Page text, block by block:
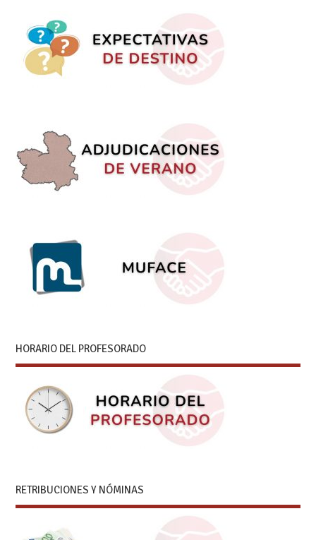
HORARIO DEL PROFESORADO
RETRIBUCIONES Y NÓMINAS